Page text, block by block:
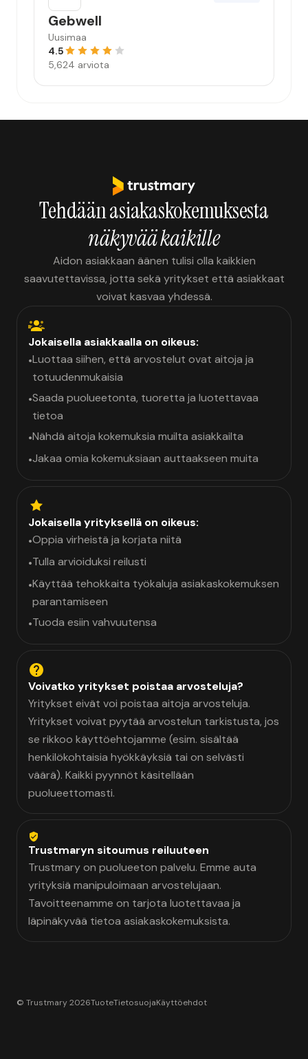
Gebwell
Uusimaa
4.5
5,624 arviota
Tehdään asiakaskokemuksesta
näkyvää kaikille
Aidon asiakkaan äänen tulisi olla kaikkien
saavutettavissa, jotta sekä yritykset että asiakkaat
voivat kasvaa yhdessä.
Jokaisella asiakkaalla on oikeus:
•Luottaa siihen, että arvostelut ovat aitoja ja
totuudenmukaisia
•Saada puolueetonta, tuoretta ja luotettavaa
tietoa
•Nähdä aitoja kokemuksia muilta asiakkailta
•Jakaa omia kokemuksiaan auttaakseen muita
Jokaisella yrityksellä on oikeus:
•Oppia virheistä ja korjata niitä
•Tulla arvioiduksi reilusti
•Käyttää tehokkaita työkaluja asiakaskokemuksen
parantamiseen
•Tuoda esiin vahvuutensa
Voivatko yritykset poistaa arvosteluja?
Yritykset eivät voi poistaa aitoja arvosteluja.
Yritykset voivat pyytää arvostelun tarkistusta, jos
se rikkoo käyttöehtojamme (esim. sisältää
henkilökohtaisia hyökkäyksiä tai on selvästi
väärä). Kaikki pyynnöt käsitellään
puolueettomasti.
Trustmaryn sitoumus reiluuteen
Trustmary on puolueeton palvelu. Emme auta
yrityksiä manipuloimaan arvostelujaan.
Tavoitteenamme on tarjota luotettavaa ja
läpinäkyvää tietoa asiakaskokemuksista.
© Trustmary 2026TuoteTietosuojaKäyttöehdot